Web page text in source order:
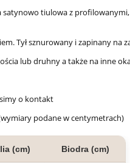
satynowo tiulowa z
Tył sznurowany i zapinany na
lub druhny a także na inne
o kontakt
podane w centymetrach)
(cm) Biodra (cm)